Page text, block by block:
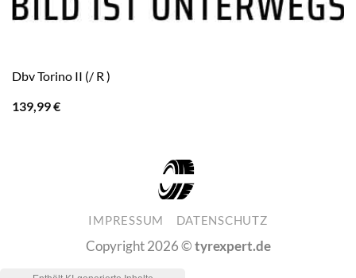
Dbv Torino II (/ R )
139,99€
IMPRESSUM DATENSCHUTZ
Copyright 2026 ©tyrexpert.de